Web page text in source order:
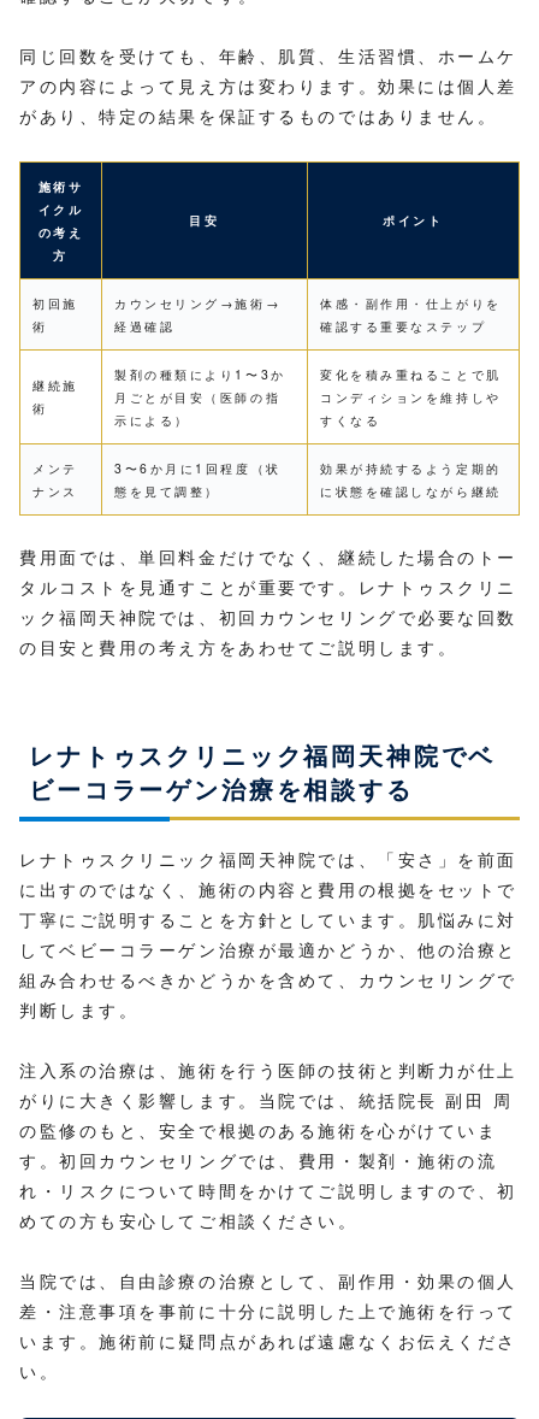
同じ回数を受けても、年齢、肌質、生活習慣、ホームケ
アの内容によって見え方は変わります。効果には個人差
があり、特定の結果を保証するものではありません。
施術サ
イクル
の考え
方
目安 ポイント
初回施
術
カウンセリング→施術→
経過確認
体感・副作用・仕上がりを
確認する重要なステップ
継続施
術
製剤の種類により1〜3か
月ごとが目安（医師の指
示による）
変化を積み重ねることで肌
コンディションを維持しや
すくなる
メンテ
ナンス
3〜6か月に1回程度（状
態を見て調整）
効果が持続するよう定期的
に状態を確認しながら継続
費用面では、単回料金だけでなく、継続した場合のトー
タルコストを見通すことが重要です。レナトゥスクリニ
ック福岡天神院では、初回カウンセリングで必要な回数
の目安と費用の考え方をあわせてご説明します。
レナトゥスクリニック福岡天神院でベ
ビーコラーゲン治療を相談する
レナトゥスクリニック福岡天神院では、「安さ」を前面
に出すのではなく、施術の内容と費用の根拠をセットで
丁寧にご説明することを方針としています。肌悩みに対
してベビーコラーゲン治療が最適かどうか、他の治療と
組み合わせるべきかどうかを含めて、カウンセリングで
判断します。
注入系の治療は、施術を行う医師の技術と判断力が仕上
がりに大きく影響します。当院では、統括院長 副田 周
の監修のもと、安全で根拠のある施術を心がけていま
す。初回カウンセリングでは、費用・製剤・施術の流
れ・リスクについて時間をかけてご説明しますので、初
めての方も安心してご相談ください。
当院では、自由診療の治療として、副作用・効果の個人
差・注意事項を事前に十分に説明した上で施術を行って
います。施術前に疑問点があれば遠慮なくお伝えくださ
い。